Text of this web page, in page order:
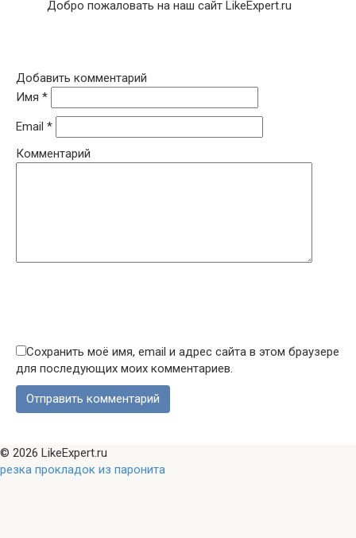
Добро пожаловать на наш сайт LikeExpert.ru
Добавить комментарий
Имя *
Email *
Комментарий
Сохранить моё имя, email и адрес сайта в этом браузере
для последующих моих комментариев.
© 2026 LikeExpert.ru
резка прокладок из паронита